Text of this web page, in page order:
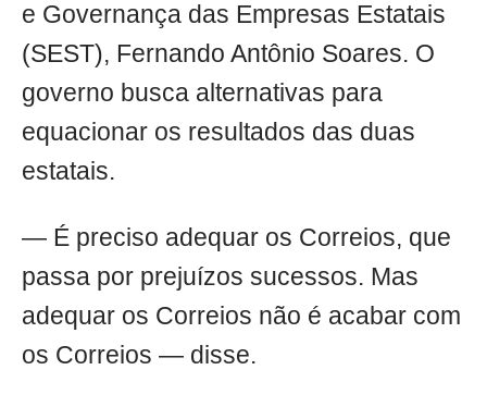
e Governança das Empresas Estatais
(SEST), Fernando Antônio Soares. O
governo busca alternativas para
equacionar os resultados das duas
estatais.
— É preciso adequar os Correios, que
passa por prejuízos sucessos. Mas
adequar os Correios não é acabar com
os Correios — disse.